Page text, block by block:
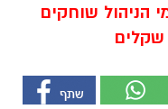
הניהול שוחקים
שקלים